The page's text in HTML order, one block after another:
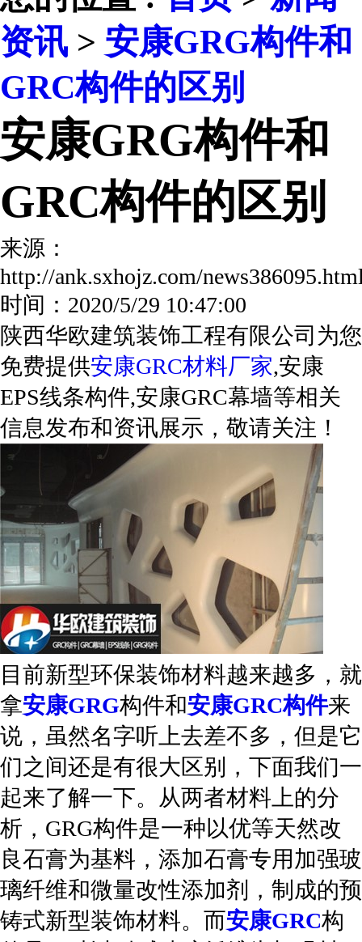
资讯 > 安康GRG构件和
GRC构件的区别
安康GRG构件和
GRC构件的区别
来源：
http://ank.sxhojz.com/
时间：2020/5/29 10:47:00
陕西华欧建筑装饰工程有限公司为您
免费提供安康GRC材料厂家,安康
EPS线条构件,安康GRC幕墙等相关
信息发布和资讯展示，敬请关注！
目前新型环保装饰材料越来越多，就
拿安康GRG构件和安康GRC构件来
说，虽然名字听上去差不多，但是它
们之间还是有很大区别，下面我们一
起来了解一下。从两者材料上的分
析，GRG构件是一种以优等天然改
良石膏为基料，添加石膏专用加强玻
璃纤维和微量改性添加剂，制成的预
铸式新型装饰材料。而安康GRC构